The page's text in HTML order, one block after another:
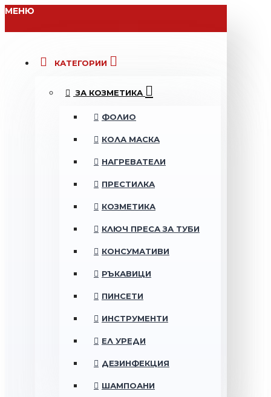
МЕНЮ
КАТЕГОРИИ
ЗА КОЗМЕТИКА
ФОЛИО
КОЛА МАСКА
НАГРЕВАТЕЛИ
ПРЕСТИЛКА
КОЗМЕТИКА
КЛЮЧ ПРЕСА ЗА ТУБИ
КОНСУМАТИВИ
РЪКАВИЦИ
ПИНСЕТИ
ИНСТРУМЕНТИ
ЕЛ УРЕДИ
ДЕЗИНФЕКЦИЯ
ШАМПОАНИ